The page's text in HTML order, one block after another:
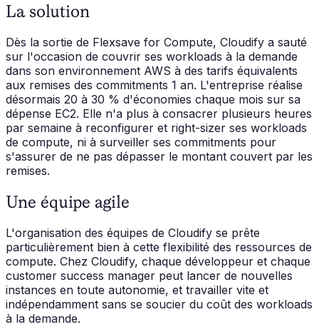
La solution
Dès la sortie de Flexsave for Compute, Cloudify a sauté
sur l'occasion de couvrir ses workloads à la demande
dans son environnement AWS à des tarifs équivalents
aux remises des commitments 1 an. L'entreprise réalise
désormais 20 à 30 % d'économies chaque mois sur sa
dépense EC2. Elle n'a plus à consacrer plusieurs heures
par semaine à reconfigurer et right-sizer ses workloads
de compute, ni à surveiller ses commitments pour
s'assurer de ne pas dépasser le montant couvert par les
remises.
Une équipe agile
L'organisation des équipes de Cloudify se prête
particulièrement bien à cette flexibilité des ressources de
compute. Chez Cloudify, chaque développeur et chaque
customer success manager peut lancer de nouvelles
instances en toute autonomie, et travailler vite et
indépendamment sans se soucier du coût des workloads
à la demande.